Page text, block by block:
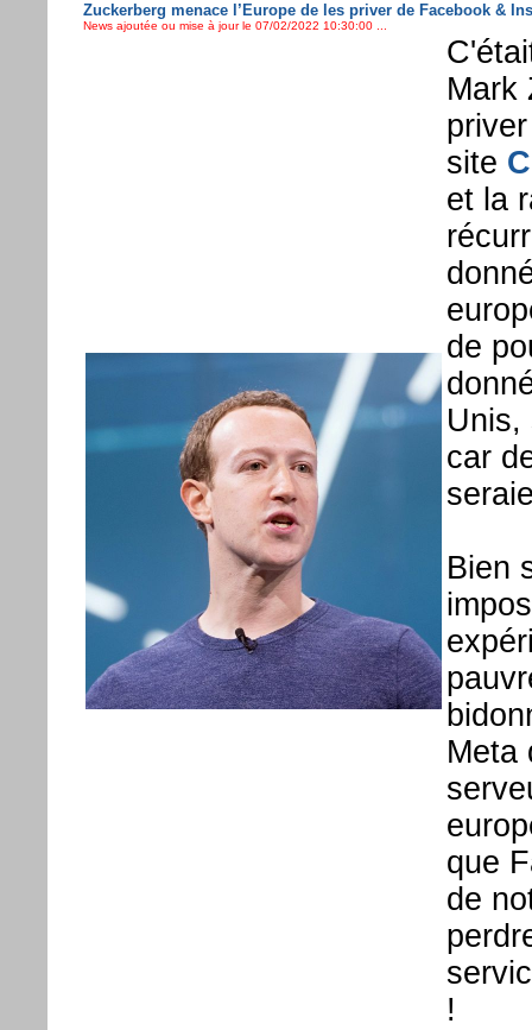
Zuckerberg menace l’Europe de les priver de Facebook &
News ajoutée ou mise à jour le 07/02/2022 10:30:00 ...
Mark
site
et la
de
Unis,
car
Bien
Meta
que
de
!